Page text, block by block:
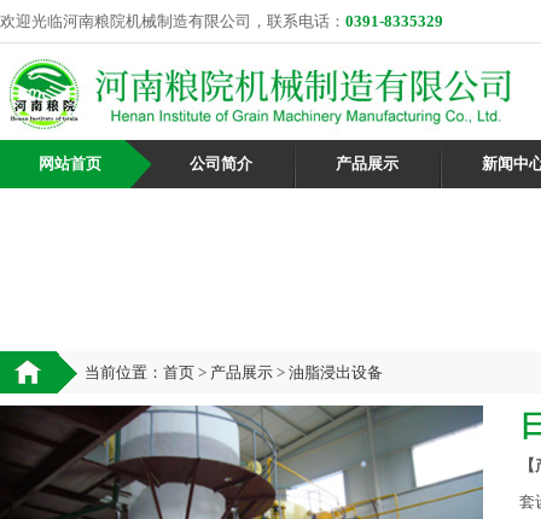
欢迎光临河南粮院机械制造有限公司，联系电话： 0391-8335329
网站首页 公司简介 产品展示 新闻中
当前位置： 首页 > 产品展示 > 油脂浸出设备
套